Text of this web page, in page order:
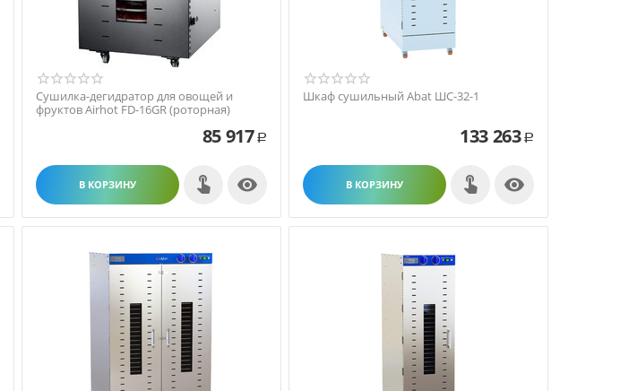
Сушилка-дегидратор для овощей и
фруктов Airhot FD-16GR (роторная)
85 917 Р
В КОРЗИНУ 
Шкаф сушильный Abat ШС-32-1
133 263 Р
В КОРЗИНУ 